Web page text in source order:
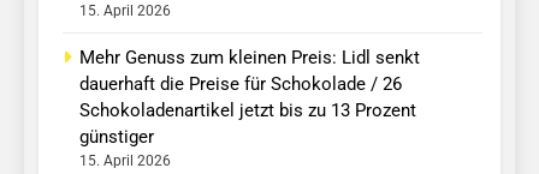
15. April 2026
Mehr Genuss zum kleinen Preis: Lidl senkt
dauerhaft die Preise für Schokolade / 26
Schokoladenartikel jetzt bis zu 13 Prozent
günstiger
15. April 2026